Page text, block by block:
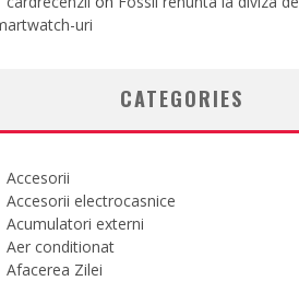
uri
CATEGORIES
Accesorii
Accesorii electrocasnice
Acumulatori externi
Aer conditionat
Afacerea Zilei